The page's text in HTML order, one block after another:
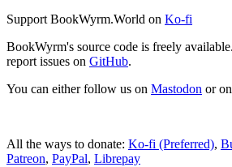
Support BookWyrm.World on Ko-fi
BookWyrm's source code is freely
report issues on GitHub.
You can either follow us on Mastodon or on
All the ways to donate: Ko-fi (Preferred),
Patreon, PayPal, Librepay